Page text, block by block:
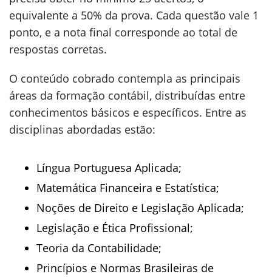
equivalente a 50% da prova. Cada questão vale 1
ponto, e a nota final corresponde ao total de
respostas corretas.
O conteúdo cobrado contempla as principais
áreas da formação contábil, distribuídas entre
conhecimentos básicos e específicos. Entre as
disciplinas abordadas estão:
Língua Portuguesa Aplicada;
Matemática Financeira e Estatística;
Noções de Direito e Legislação Aplicada;
Legislação e Ética Profissional;
Teoria da Contabilidade;
Princípios e Normas Brasileiras de